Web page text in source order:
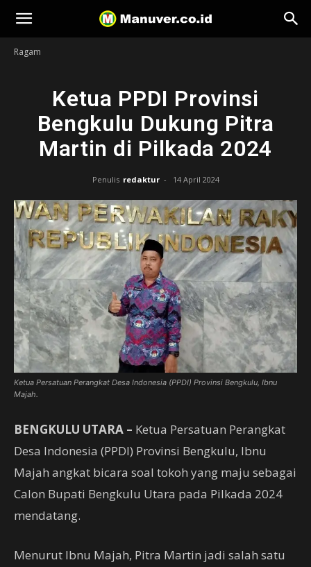
Manuver
Ragam
Ketua PPDI Provinsi
Bengkulu Dukung Pitra
Martin di Pilkada 2024
Penulis redaktur - 14 April 2024
Ketua Persatuan Perangkat Desa Indonesia (PPDI) Provinsi Bengkulu, Ibnu
Majah.
BENGKULU UTARA – Ketua Persatuan Perangkat
Desa Indonesia (PPDI) Provinsi Bengkulu, Ibnu
Majah angkat bicara soal tokoh yang maju sebagai
Calon Bupati Bengkulu Utara pada Pilkada 2024
mendatang.
Menurut Ibnu Majah, Pitra Martin jadi salah satu